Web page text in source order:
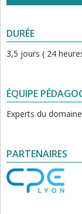
DURÉE
3,5 jours ( 24
ÉQUIPE
Experts du domaine
PARTENAIRES